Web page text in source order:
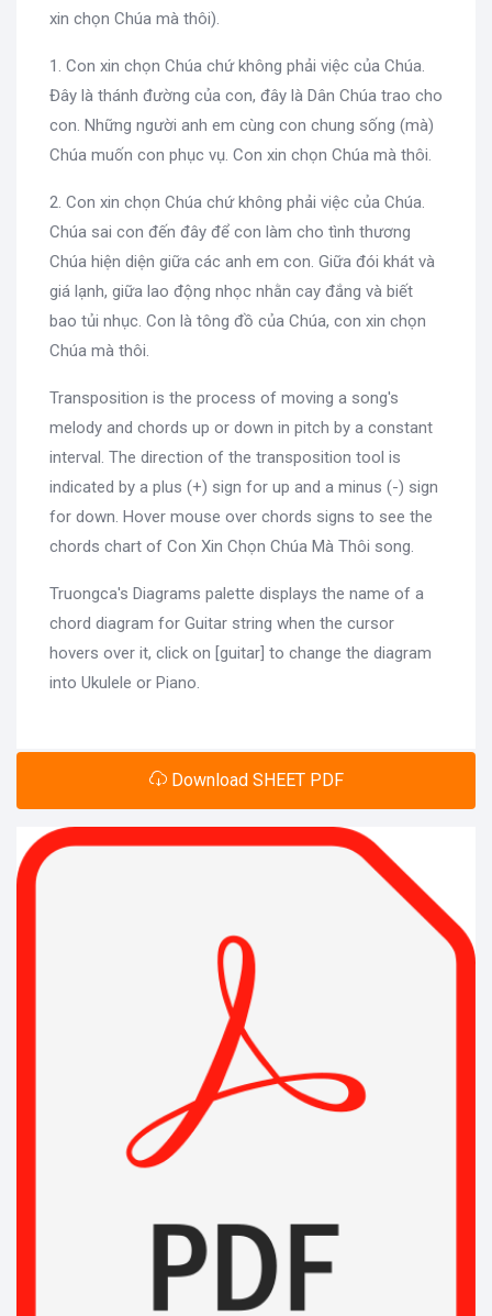
xin chọn Chúa mà thôi).
1. Con xin chọn Chúa chứ không phải việc của Chúa.
Đây là thánh đường của con, đây là Dân Chúa trao cho
con. Những người anh em cùng con chung sống (mà)
Chúa muốn con phục vụ. Con xin chọn Chúa mà thôi.
2. Con xin chọn Chúa chứ không phải việc của Chúa.
Chúa sai con đến đây để con làm cho tình thương
Chúa hiện diện giữa các anh em con. Giữa đói khát và
giá lạnh, giữa lao động nhọc nhằn cay đắng và biết
bao tủi nhục. Con là tông đồ của Chúa, con xin chọn
Chúa mà thôi.
Transposition is the process of moving a song's
melody and chords up or down in pitch by a constant
interval. The direction of the transposition tool is
indicated by a plus (+) sign for up and a minus (-) sign
for down. Hover mouse over chords signs to see the
chords chart of Con Xin Chọn Chúa Mà Thôi song.
Truongca's Diagrams palette displays the name of a
chord diagram for Guitar string when the cursor
hovers over it, click on [guitar] to change the diagram
into Ukulele or Piano.
Download SHEET PDF